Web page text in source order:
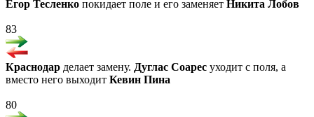
Егор Тесленко покидает поле и его заменяет Никита Лобов
83
Краснодар делает замену. Дуглас Соарес уходит с поля, а
вместо него выходит Кевин Пина
80